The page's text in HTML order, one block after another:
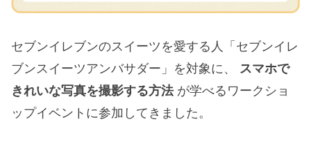
セブンイレブンのスイーツを愛する人「セブンイレ
ブンスイーツアンバサダー」を対象に、
スマホで
きれいな写真を撮影する方法 が学べるワークショ
ップイベントに参加してきました。